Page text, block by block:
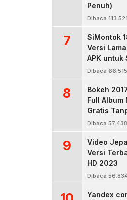
Penuh)
Dibaca
7
SiMontok
Versi
APK untuk
Video
Dibaca
8
Bokeh
Full Album
Gratis
Dibaca
9
Video
Versi
HD 2023
Dibaca
Yandex